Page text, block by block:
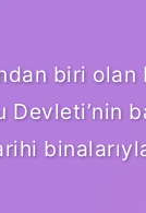
biri olan